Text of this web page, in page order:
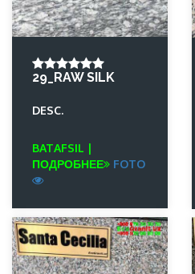
29_RAW SILK
DESC.
BATAFSIL |
ПОДРОБНЕЕ
FOTO